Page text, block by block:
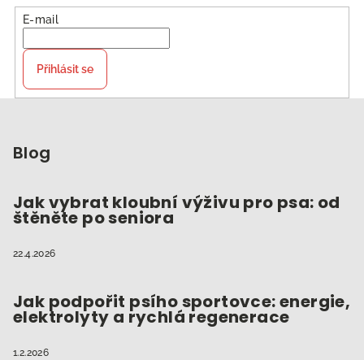
E-mail
Přihlásit se
Blog
Jak vybrat kloubní výživu pro psa: od
štěněte po seniora
22.4.2026
Jak podpořit psího sportovce: energie,
elektrolyty a rychlá regenerace
1.2.2026